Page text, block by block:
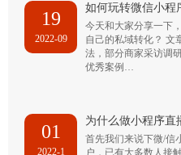
19
2022-09
如何玩转微信小程
今天和大家分享一下
自己的私域转化？ 文
法，部分商家采访调
优秀案例…
01
2022-1
为什么做小程序直
首先我们来说下微/信
户，已有大多数人接